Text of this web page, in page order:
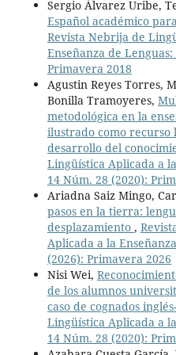
Sergio Álvarez Uribe,
Español académico
Revista Nebrija de
Enseñanza de
Primavera 2018
Agustin Reyes Torres,
Bonilla Tramoyeres,
metodológica en la
ilustrado como
desarrollo del
Lingüística Aplicada a
14 Núm. 28 (2020):
Ariadna Saiz Mingo,
pasos en la tierra:
desplazamiento ,
Aplicada a la
(2026): Primavera 2026
Nisi Wei,
de los alumnos
caso de cognados
Lingüística Aplicada a
14 Núm. 28 (2020):